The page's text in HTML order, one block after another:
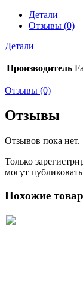
Детали
Отзывы (0)
Детали
Производитель
Отзывы (0)
Отзывы
Отзывов пока нет.
Только
могут
Похожие